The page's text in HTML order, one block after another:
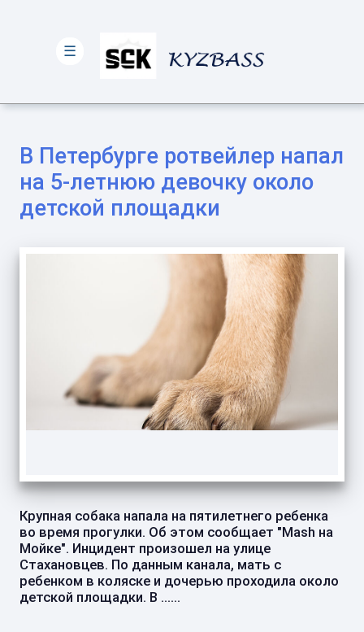
В Петербурге ротвейлер напал
на 5-летнюю девочку около
детской площадки
Крупная собака напала на пятилетнего ребенка
во время прогулки. Об этом сообщает "Mash на
Мойке". Инцидент произошел на улице
Стахановцев. По данным канала, мать с
ребенком в коляске и дочерью проходила около
детской площадки. В ......
☰